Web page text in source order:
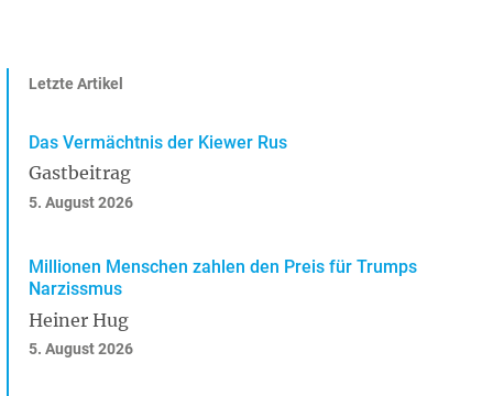
Letzte Artikel
Das Vermächtnis der Kiewer Rus
Gastbeitrag
5. August 2026
Millionen Menschen zahlen den Preis für Trumps
Narzissmus
Heiner Hug
5. August 2026